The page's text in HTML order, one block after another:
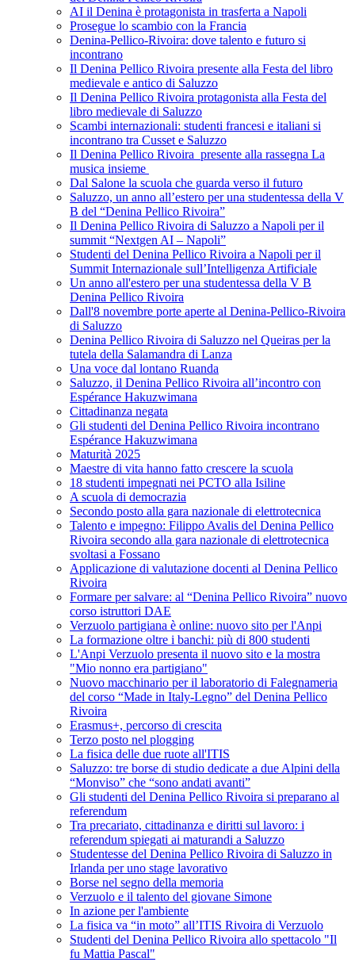
AI il Denina è protagonista in trasferta a Napoli
Prosegue lo scambio con la Francia
Denina-Pellico-Rivoira: dove talento e futuro si
incontrano
Il Denina Pellico Rivoira presente alla Festa del libro
medievale e antico di Saluzzo
Il Denina Pellico Rivoira protagonista alla Festa del
libro medievale di Saluzzo
Scambi internazionali: studenti francesi e italiani si
incontrano tra Cusset e Saluzzo
Il Denina Pellico Rivoira presente alla rassegna La
musica insieme
Dal Salone la scuola che guarda verso il futuro
Saluzzo, un anno all’estero per una studentessa della V
B del “Denina Pellico Rivoira”
Il Denina Pellico Rivoira di Saluzzo a Napoli per il
summit “Nextgen AI – Napoli”
Studenti del Denina Pellico Rivoira a Napoli per il
Summit Internazionale sull’Intelligenza Artificiale
Un anno all'estero per una studentessa della V B
Denina Pellico Rivoira
Dall'8 novembre porte aperte al Denina-Pellico-Rivoira
di Saluzzo
Denina Pellico Rivoira di Saluzzo nel Queiras per la
tutela della Salamandra di Lanza
Una voce dal lontano Ruanda
Saluzzo, il Denina Pellico Rivoira all’incontro con
Espérance Hakuzwimana
Cittadinanza negata
Gli studenti del Denina Pellico Rivoira incontrano
Espérance Hakuzwimana
Maturità 2025
Maestre di vita hanno fatto crescere la scuola
18 studenti impegnati nei PCTO alla Isiline
A scuola di democrazia
Secondo posto alla gara nazionale di elettrotecnica
Talento e impegno: Filippo Avalis del Denina Pellico
Rivoira secondo alla gara nazionale di elettrotecnica
svoltasi a Fossano
Applicazione di valutazione docenti al Denina Pellico
Rivoira
Formare per salvare: al “Denina Pellico Rivoira” nuovo
corso istruttori DAE
Verzuolo partigiana è online: nuovo sito per l'Anpi
La formazione oltre i banchi: più di 800 studenti
L'Anpi Verzuolo presenta il nuovo sito e la mostra
"Mio nonno era partigiano"
Nuovo macchinario per il laboratorio di Falegnameria
del corso “Made in Italy-Legno” del Denina Pellico
Rivoira
Erasmus+, percorso di crescita
Terzo posto nel plogging
La fisica delle due ruote all'ITIS
Saluzzo: tre borse di studio dedicate a due Alpini della
“Monviso” che “sono andati avanti”
Gli studenti del Denina Pellico Rivoira si preparano al
referendum
Tra precariato, cittadinanza e diritti sul lavoro: i
referendum spiegati ai maturandi a Saluzzo
Studentesse del Denina Pellico Rivoira di Saluzzo in
Irlanda per uno stage lavorativo
Borse nel segno della memoria
Verzuolo e il talento del giovane Simone
In azione per l'ambiente
La fisica va “in moto” all’ITIS Rivoira di Verzuolo
Studenti del Denina Pellico Rivoira allo spettacolo "Il
fu Mattia Pascal"